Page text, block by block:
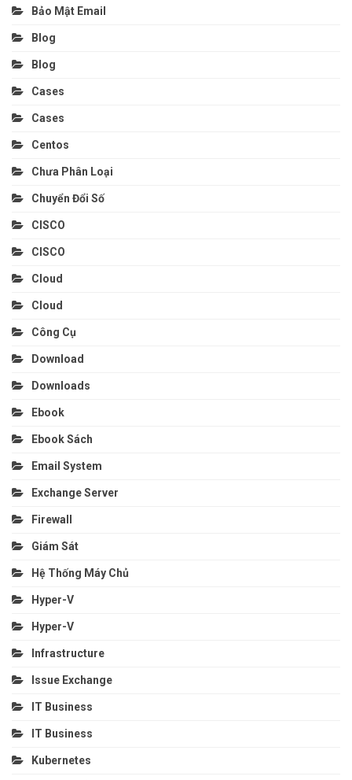
Bảo Mật Email
Blog
Blog
Cases
Cases
Centos
Chưa Phân Loại
Chuyển Đổi Số
CISCO
CISCO
Cloud
Cloud
Công Cụ
Download
Downloads
Ebook
Ebook Sách
Email System
Exchange Server
Firewall
Giám Sát
Hệ Thống Máy Chủ
Hyper-V
Hyper-V
Infrastructure
Issue Exchange
IT Business
IT Business
Kubernetes